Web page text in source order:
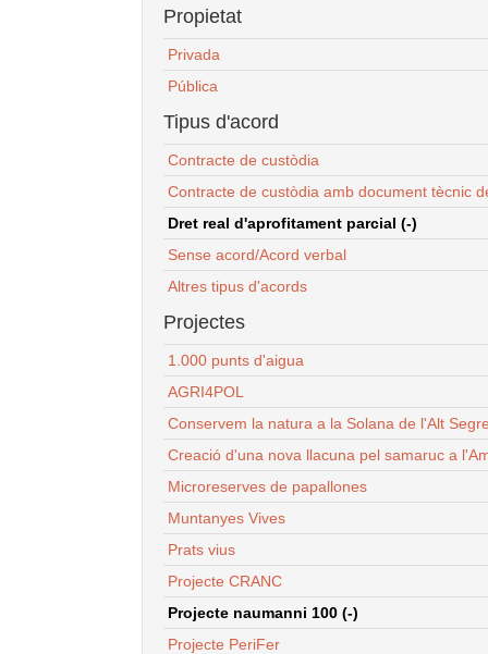
Propietat
Privada
Pública
Tipus d'acord
Contracte de custòdia
Contracte de custòdia amb document tècnic
Dret real d'aprofitament parcial (-)
Sense acord/Acord verbal
Altres tipus d'acords
Projectes
1.000 punts d'aigua
AGRI4POL
Conservem la natura a la Solana de l'Alt
Creació d'una nova llacuna pel samaruc a
Microreserves de papallones
Muntanyes Vives
Prats vius
Projecte CRANC
Projecte naumanni 100 (-)
Projecte PeriFer